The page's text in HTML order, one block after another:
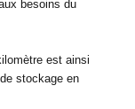
besoins du
est ainsi
stockage en